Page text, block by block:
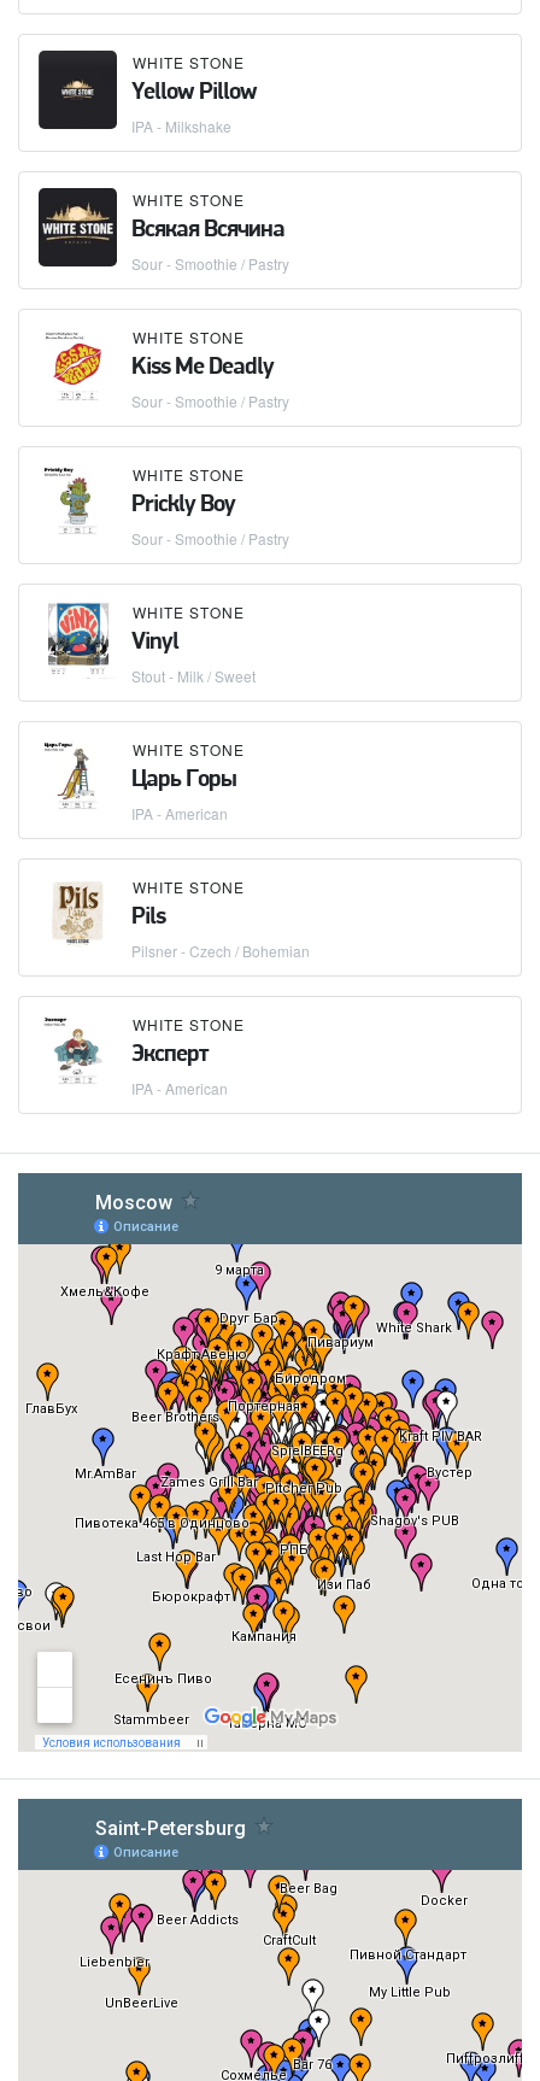
WHITE STONE
Yellow Pillow
IPA - Milkshake
WHITE STONE
Всякая Всячина
Sour - Smoothie / Pastry
WHITE STONE
Kiss Me Deadly
Sour - Smoothie / Pastry
WHITE STONE
Prickly Boy
Sour - Smoothie / Pastry
WHITE STONE
Vinyl
Stout - Milk / Sweet
WHITE STONE
Царь Горы
IPA - American
WHITE STONE
Pils
Pilsner - Czech / Bohemian
WHITE STONE
Эксперт
IPA - American